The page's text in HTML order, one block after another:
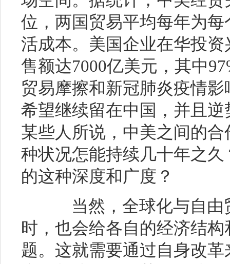
位，两国贸易平均每年为
活成本。美国企业在华投
售额达7000亿美元，其中
贸易摩擦和新冠肺炎疫情
希望继续留在中国，并且
某些人所说，中美之间的
种状况怎能持续几十年之
的这种深度和广度？
当然，全球化与自由
时，也会给各自的经济结
题。这就需要通过自身改